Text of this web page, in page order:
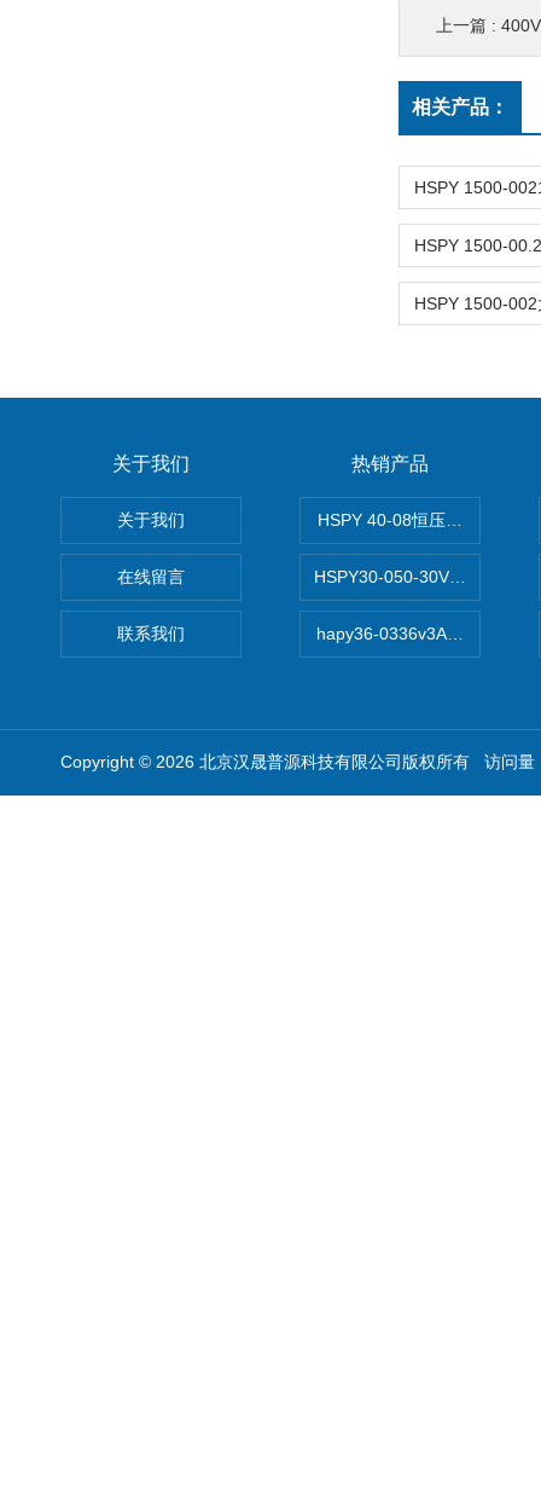
上一篇 :
相关产品：
关于我们
关于我们
在线留言
联系我们
热销产品
HSPY 40-08恒压恒流恒功率
HSPY30-050-30V/-05A可调
hapy36-0336v3A高精度小型
Copyright © 2026 北京汉晟普源科技有限公司版权所有 访问量